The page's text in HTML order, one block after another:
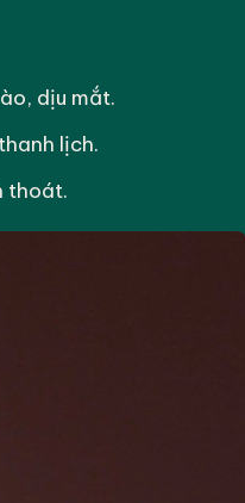
dịu mắt.
lịch.
thoát.